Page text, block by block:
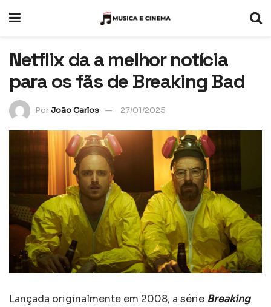
Netflix da a melhor notícia
para os fãs de Breaking Bad
PorJoão Carlos 27/01/2025
Lançada originalmente em 2008, a série Breaking